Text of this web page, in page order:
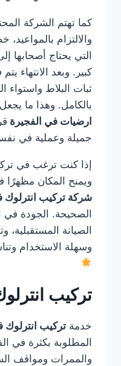
كما تهتم الشركة
والالتزام
التي يحتاج أصحابها
كبير. وبعد الانتهاء
ثبات البلاط
بالكامل. وهذا ما يجعل
ارضيات في الفجيرة
جميلة وعملية في
إذا كنت ترغب في
ويمنح المكان مظهرًا
شركة تركيب انترلوك
الصحيحة. الجودة في
الصيانة
وسهلة الاستخدام
تركيب
خدمة تركيب انترلوك
المطلوبة بكثرة في
والممرات ومواقف